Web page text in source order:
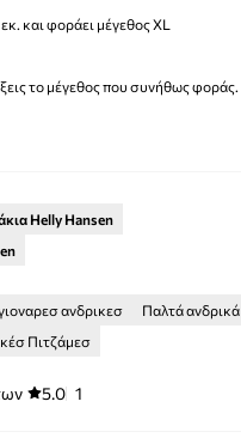
και φοράει μέγεθος XL
το μέγεθος που συνήθως φοράς.
Helly Hansen
ανδρικεσ
Παλτά ανδρικά
Πιτζάμεσ
5.0 1